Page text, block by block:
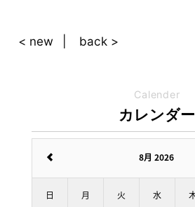
< new back >
Calender
カレンダー
8月 2026
日 月 火 水